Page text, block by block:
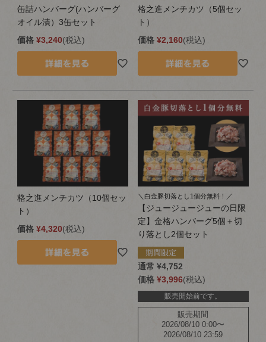
缶詰ハンバーグ(ハンバーグ
オイル漬）3缶セット
価格 ¥3,240 税込
格之進メンチカツ（5個セッ
ト）
価格 ¥2,160 税込
格之進メンチカツ（10個セッ
ト）
価格 ¥4,320 税込
＼白金豚切落とし1個分無料！／
【ジュージュージューの日限
定】金格ハンバーグ5個＋切
り落とし2個セット
通常 ¥4,752
価格 ¥3,996 税込
販売開始前です。
販売期間
2026/08/10 0:00〜
2026/08/10 23:59